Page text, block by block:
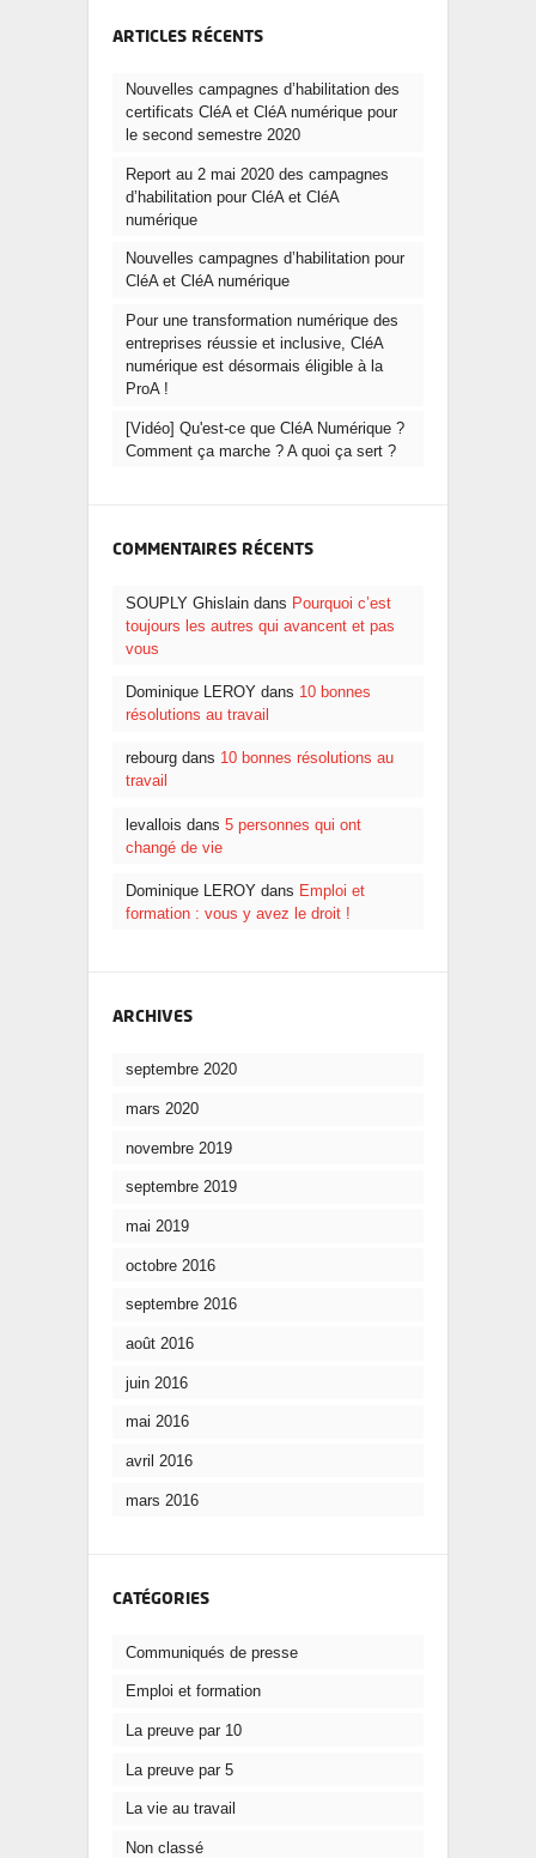
ARTICLES RÉCENTS
Nouvelles campagnes d’habilitation des
certificats CléA et CléA numérique pour
le second semestre 2020
Report au 2 mai 2020 des campagnes
d’habilitation pour CléA et CléA
numérique
Nouvelles campagnes d’habilitation pour
CléA et CléA numérique
Pour une transformation numérique des
entreprises réussie et inclusive, CléA
numérique est désormais éligible à la
ProA !
[Vidéo] Qu'est-ce que CléA Numérique ?
Comment ça marche ? A quoi ça sert ?
COMMENTAIRES RÉCENTS
SOUPLY Ghislain dans Pourquoi c’est
toujours les autres qui avancent et pas
vous
Dominique LEROY dans 10 bonnes
résolutions au travail
rebourg dans 10 bonnes résolutions au
travail
levallois dans 5 personnes qui ont
changé de vie
Dominique LEROY dans Emploi et
formation : vous y avez le droit !
ARCHIVES
septembre 2020
mars 2020
novembre 2019
septembre 2019
mai 2019
octobre 2016
septembre 2016
août 2016
juin 2016
mai 2016
avril 2016
mars 2016
CATÉGORIES
Communiqués de presse
Emploi et formation
La preuve par 10
La preuve par 5
La vie au travail
Non classé